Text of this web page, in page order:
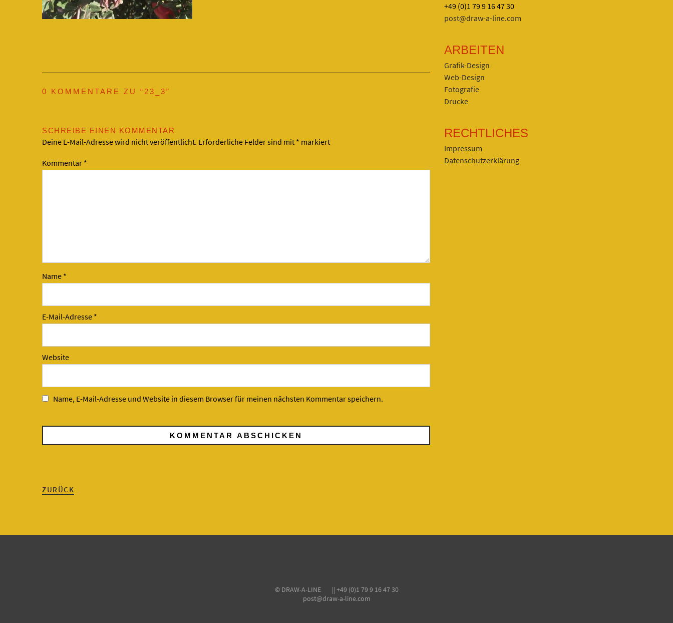
0 KOMMENTARE ZU “ 23_3”
SCHREIBE EINEN KOMMENTAR
Deine E-Mail-Adresse wird nicht veröffentlicht. Erforderliche Felder sind mit * markiert
Kommentar *
Name *
E-Mail-Adresse *
Website
Name, E-Mail-Adresse und Website in diesem Browser für meinen nächsten Kommentar speichern.
ZURÜCK
+49 (0)1 79 9 16 47 30
post@draw-a-line.com
ARBEITEN
Grafik-Design
Web-Design
Fotografie
Drucke
RECHTLICHES
Impressum
Datenschutzerklärung
© DRAW-A-LINE || +49 (0)1 79 9 16 47 30
post@draw-a-line.com